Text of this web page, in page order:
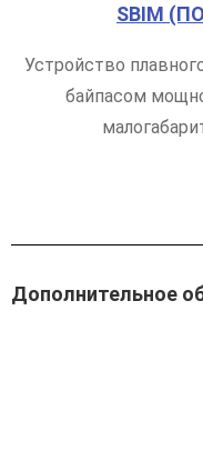
SBIM
Устройство
байпасом
Дополнительное